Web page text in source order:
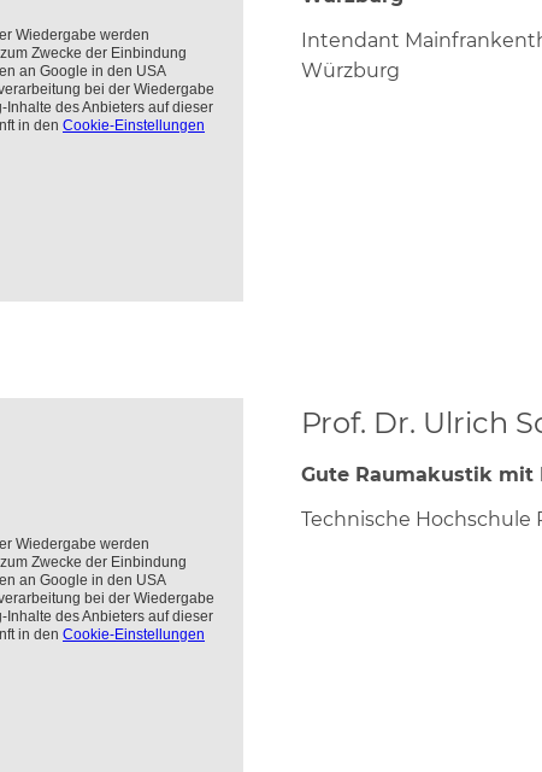
Intendant
Würzburg
Prof. Dr. Ulrich
Gute Raumakustik mit
Technische Hochschule